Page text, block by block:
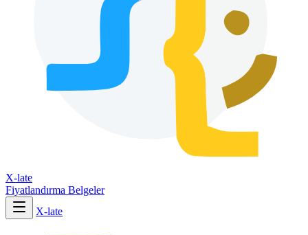
X-late
Fiyatlandırma Belgeler
X-late